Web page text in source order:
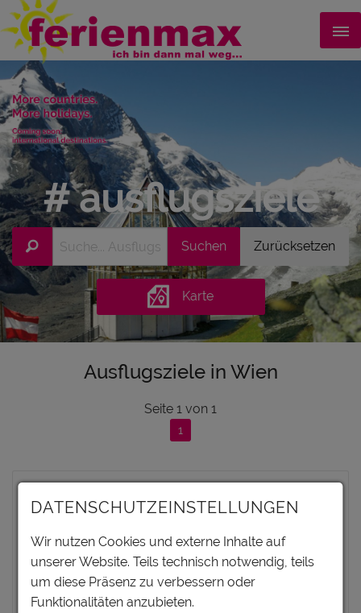
# ausflugsziele
Karte
Ausflugsziele in Wien
Seite 1 von 1
1
DATENSCHUTZEINSTELLUNGEN
Wir nutzen Cookies und externe Inhalte auf
unserer Website. Teils technisch notwendig, teils
um diese Präsenz zu verbessern oder
Funktionalitäten anzubieten.